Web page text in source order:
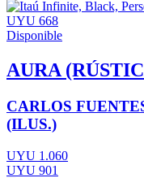
UYU 668
Disponible
AURA
CARLOS
(ILUS.)
UYU 1.060
UYU 901